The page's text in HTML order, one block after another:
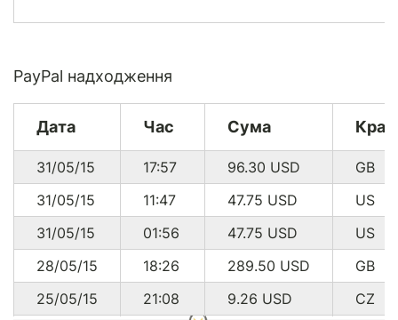
PayPal надходження
Дата Час Сума
31/05/15 17:57 96.30 USD
GB
31/05/15
11:47 47.75 USD
US
31/05/15
01:56 47.75 USD
US
28/05/15
18:26 289.50 USD
GB
25/05/15
21:08 9.26 USD CZ